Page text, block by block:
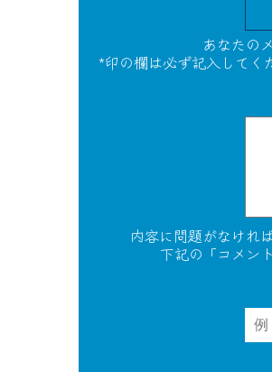
あなたの
*印の欄は必ず記入してく
内容に問題がなけれ
下記の「コメン